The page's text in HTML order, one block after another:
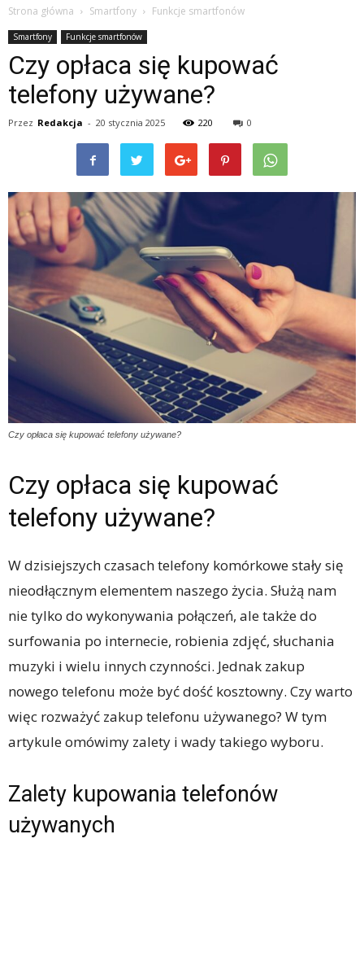
Strona główna Smartfony Funkcje smartfonów
Smartfony Funkcje smartfonów
Czy opłaca się kupować
telefony używane?
Przez Redakcja - 20 stycznia 2025 220 0
Czy opłaca się kupować telefony używane?
Czy opłaca się kupować
telefony używane?
W dzisiejszych czasach telefony komórkowe stały się
nieodłącznym elementem naszego życia. Służą nam
nie tylko do wykonywania połączeń, ale także do
surfowania po internecie, robienia zdjęć, słuchania
muzyki i wielu innych czynności. Jednak zakup
nowego telefonu może być dość kosztowny. Czy warto
więc rozważyć zakup telefonu używanego? W tym
artykule omówimy zalety i wady takiego wyboru.
Zalety kupowania telefonów
używanych